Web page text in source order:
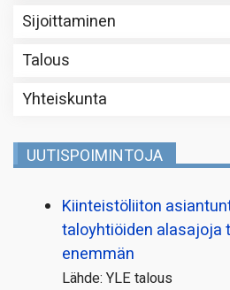
Sijoittaminen
Talous
Yhteiskunta
UUTISPOIMINTOJA
Kiinteistö­liiton
taloyhtiöiden alasajoja
enemmän
Lähde: YLE talous